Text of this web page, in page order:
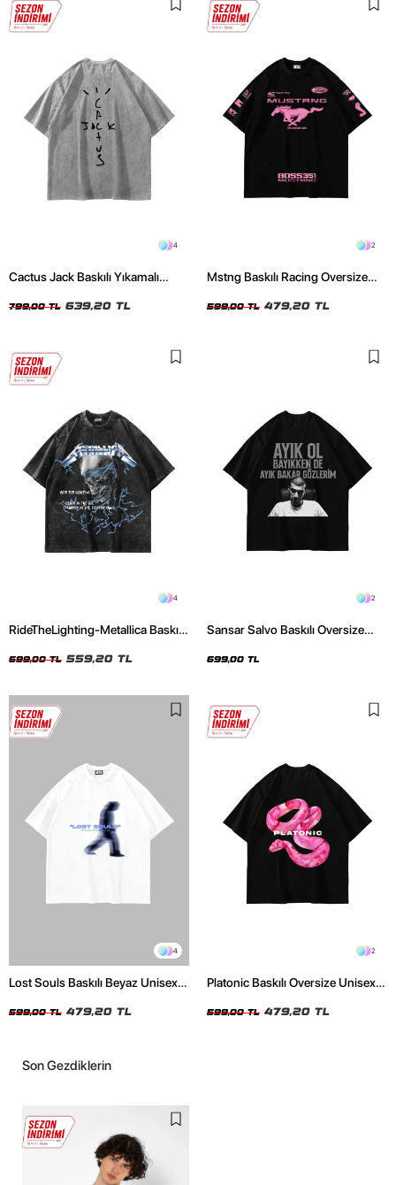
4
Cactus Jack Baskılı Yıkamalı
799,00 TL 639,20 TL
2
Mstng Baskılı Racing Oversize
599,00 TL 479,20 TL
4
RideTheLighting-Metallica Baskılı
Tshirt
699,00 TL 559,20 TL
2
Sansar Salvo Baskılı Oversize
699,00 TL
4
Lost Souls Baskılı Beyaz Unisex
599,00 TL 479,20 TL
2
Platonic Baskılı Oversize Unisex
599,00 TL 479,20 TL
Son Gezdiklerin